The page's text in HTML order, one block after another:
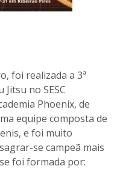
foi realizada a 3ª
no SESC
Phoenix, de
equipe composta de
e foi muito
se campeã mais
foi formada por: